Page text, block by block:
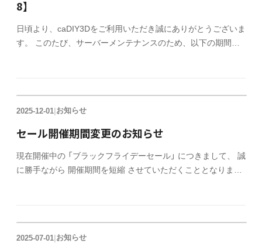
ご活用いただけますと幸いです。 2026年1月5日（月）より平
8】
日頃より、caDIY3Dをご利用いただき誠にありがとうございま
す。 このたび、サーバーメンテナンスのため、以下の期間に
よろしくお願いいたします。
2025-12-01|お知らせ
セール開催期間変更のお知らせ
現在開催中の 「ブラックフライデーセール」 につきまして、 誠
に勝手ながら 開催期間を短縮 させていただくこととなりまし
方は、お間違えのないようご注意くださいますようお願いいた
します。
2025-07-01|お知らせ